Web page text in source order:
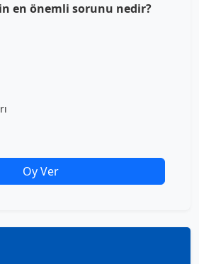
en önemli sorunu nedir?
Oy Ver